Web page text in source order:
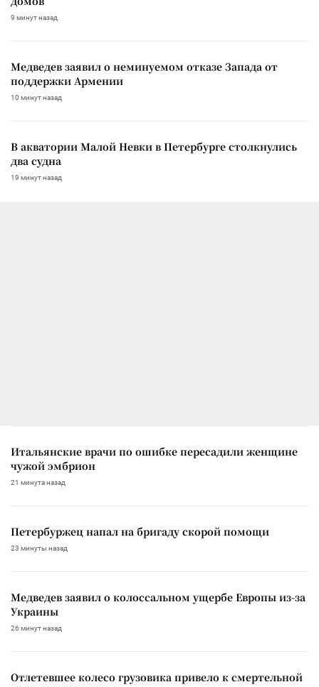
9 минут назад
Медведев заявил о неминуемом отказе Запада от
поддержки Армении
10 минут назад
В акватории Малой Невки в Петербурге столкнулись
два судна
19 минут назад
Итальянские врачи по ошибке пересадили женщине
чужой эмбрион
21 минута назад
Петербуржец напал на бригаду скорой помощи
23 минуты назад
Медведев заявил о колоссальном ущербе Европы из-за
Украины
26 минут назад
Отлетевшее колесо грузовика привело к смертельной